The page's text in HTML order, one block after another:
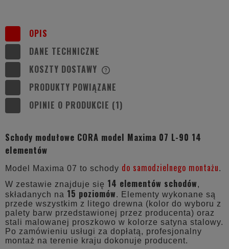
OPIS
DANE TECHNICZNE
KOSZTY DOSTAWY
KOSZTÓW PŁATNOŚCI
PRODUKTY POWIĄZANE
OPINIE O PRODUKCIE (1)
Schody modułowe CORA model Maxima 07 L-90 14
elementów
Model Maxima 07 to schody do samodzielnego montażu.
W zestawie znajduje się 14 elementów schodów,
składanych na 15 poziomów. Elementy wykonane są
przede wszystkim z litego drewna (kolor do wyboru z
palety barw przedstawionej przez producenta) oraz
stali malowanej proszkowo w kolorze satyna stalowy.
Po zamówieniu usługi za dopłatą, profesjonalny
montaż na terenie kraju dokonuje producent.